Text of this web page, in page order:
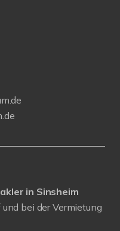
in Sinsheim
bei der Vermietung